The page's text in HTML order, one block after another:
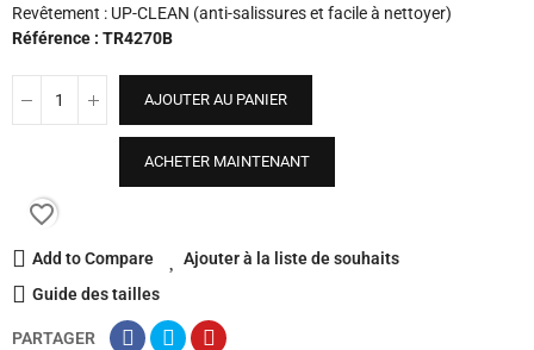
Revêtement : UP-CLEAN (anti-salissures et facile à nettoyer)
Référence : TR4270B
AJOUTER AU PANIER
ACHETER MAINTENANT
favorite_border
Add to Compare
Ajouter à la liste de souhaits
Guide des tailles
PARTAGER